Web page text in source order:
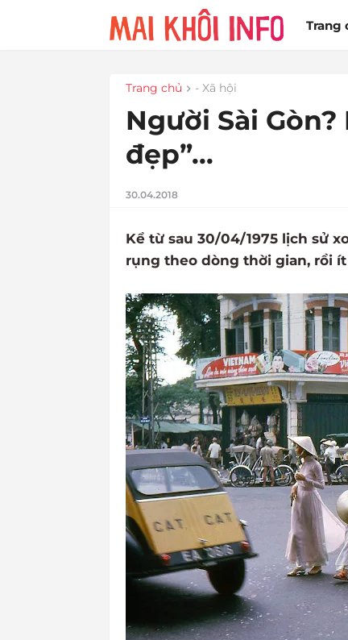
Trang
Trang chủ - Xã hội
Người Sài
đẹp”...
30.04.2018
Kể từ sau 30/04/1975 lịch sử
rụng theo dòng thời gian, rồi